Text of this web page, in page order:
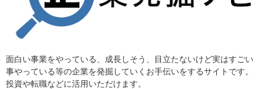
面白い事業をやっている、成長しそう、目立たないけど実はすごい
事やっている等の企業を発掘していくお手伝いをするサイトです。
投資や転職などに活用いただけます。